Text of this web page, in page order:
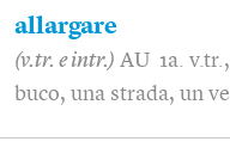
allargare
(v.tr. e intr.) AU 1a.
buco, una strada, un